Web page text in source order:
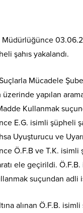
Müdürlüğünce
şahıs yakalandı.
Mücadele
üzerinde yapılan
Kullanmak
E.G. isimli şüpheli
Uyuşturucu ve
Ö.F.B ve T.K. isimli
ele geçirildi.
suçundan adli
alınan Ö.F.B.